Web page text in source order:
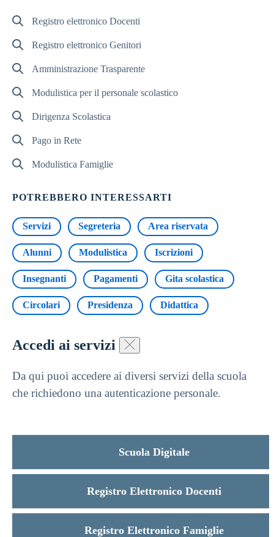
Registro elettronico Docenti
Registro elettronico Genitori
Amministrazione Trasparente
Modulistica per il personale scolastico
Dirigenza Scolastica
Pago in Rete
Modulistica Famiglie
POTREBBERO INTERESSARTI
Servizi Segreteria Area riservata
Alunni Modulistica Iscrizioni
Insegnanti Pagamenti Gita scolastica
Circolari Presidenza Didattica
Accedi ai servizi
Da qui puoi accedere ai diversi servizi della scuola
che richiedono una autenticazione personale.
Scuola Digitale
Registro Elettronico Docenti
Registro Elettronico Famiglie